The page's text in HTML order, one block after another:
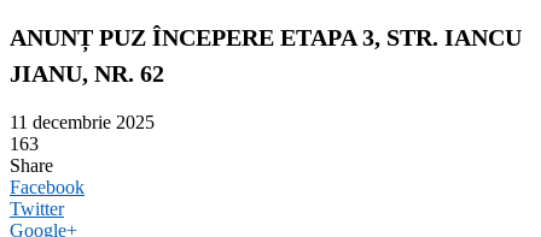
ANUNȚ PUZ ÎNCEPERE ETAPA 3, STR. IANCU
JIANU, NR. 62
11 decembrie 2025
163
Share
Facebook
Twitter
Google+